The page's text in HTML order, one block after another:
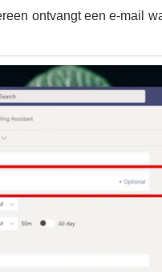
ontvangt een e-mail